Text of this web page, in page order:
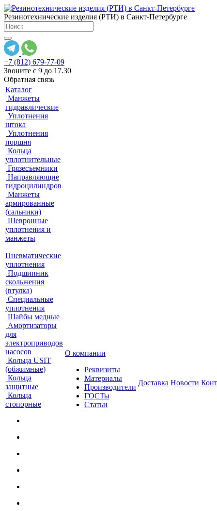
Резинотехнические изделия (РТИ) в Санкт-Петербурге
+7 (812) 679-77-09
Звоните с 9 до 17.30
Обратная связь
Каталог
Манжеты
гидравлические
Уплотнения
штока
Уплотнения
поршня
Кольца
уплотнительные
Грязесъемники
Направляющие
гидроцилиндров
Манжеты
армированные
(сальники)
Шевронные
уплотнения и
манжеты
Пневматические
уплотнения
Подшипник
скольжения
(втулка)
Специальные
уплотнения
Шайбы медные
Амортизаторы
для
электроприводов
насосов
Кольца USIT
(обжимные)
Кольца
защитные
Кольца
стопорные
О компании
Реквизиты
Материалы
Производители
ГОСТы
Статьи
Доставка Новости